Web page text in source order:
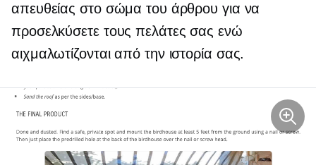
απευθείας στο σώμα του άρθρου για να
προσελκύσετε τους πελάτες σας ενώ
αιχμαλωτίζονται από την ιστορία σας.